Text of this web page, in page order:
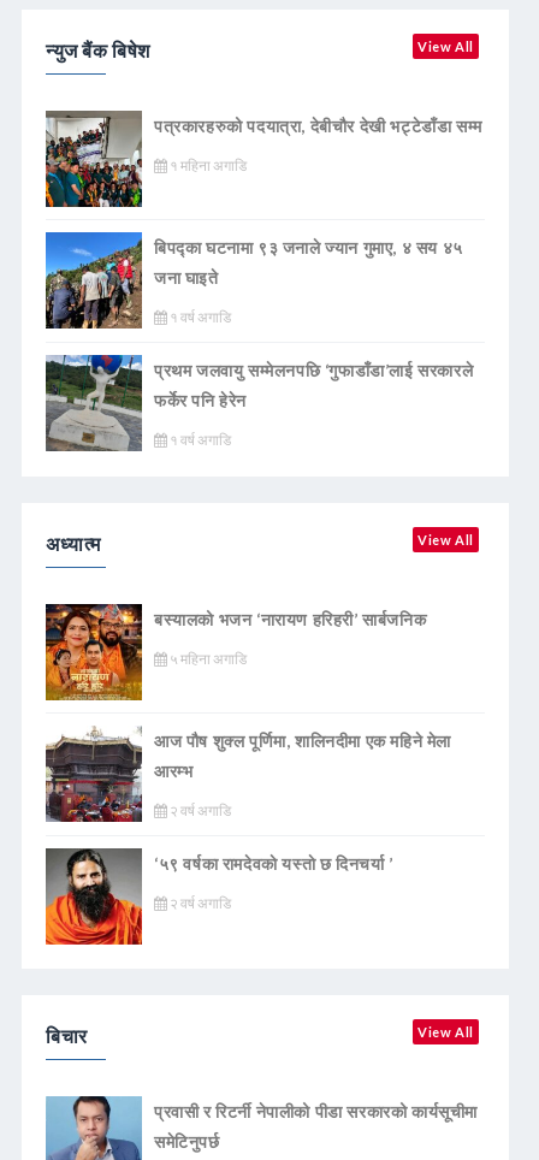
न्युज बैंक बिषेश View All
पत्रकारहरुको पदयात्रा, देबीचौर देखी भट्टेडाँडा सम्म
१ महिना अगाडि
बिपद्का घटनामा ९३ जनाले ज्यान गुमाए, ४ सय ४५
जना घाइते
१ वर्ष अगाडि
प्रथम जलवायु सम्मेलनपछि ‘गुफाडाँडा’लाई सरकारले
फर्केर पनि हेरेन
१ वर्ष अगाडि
अध्यात्म View All
बस्यालको भजन ‘नारायण हरिहरी’ सार्बजनिक
५ महिना अगाडि
आज पौष शुक्ल पूर्णिमा, शालिनदीमा एक महिने मेला
आरम्भ
२ वर्ष अगाडि
‘५९ वर्षका रामदेवकाे यस्ताे छ दिनचर्या ’
२ वर्ष अगाडि
बिचार View All
प्रवासी र रिटर्नी नेपालीको पीडा सरकारको कार्यसूचीमा
समेटिनुपर्छ